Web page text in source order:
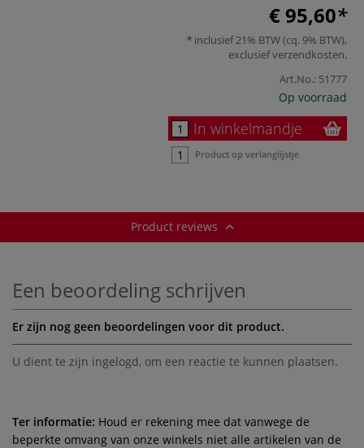
€ 95,60
inclusief 21% BTW (cq. 9% BTW),
exclusiefverzendkosten.
Art.No.: 51777
Op voorraad
In winkelmandje
Product op verlanglijstje
Product reviews
Een beoordeling schrijven
Er zijn nog geen beoordelingen voor dit product.
U dient te zijn ingelogd, om een reactie te kunnen plaatsen.
Ter informatie: Houd er rekening mee dat vanwege de
beperkte omvang van onze winkels niet alle artikelen van de